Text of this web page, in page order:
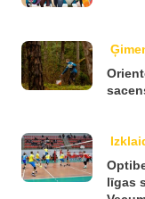
līgas